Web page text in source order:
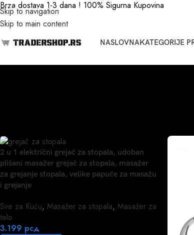
Skip to navigation
Skip to main content
Brza dostava 1-3 dana ! 100% Sigurna Kupovina
NASLOVNAKATEGORIJE
2 u 1 električni grejač za stopala, udoban
plišani masažer grejač za stopala, masažer
za grejanje stopala, velike papuče za masažu
i grejanje
Sve za Kuću, Masažer za stopala, Masažer za
telo
3.199 рсд